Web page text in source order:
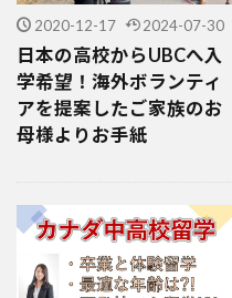
2020-12-17 2024-07-30
日本の高校からUBCへ入
学希望！海外ボランティ
アを提案したご家族のお
母様よりお手紙